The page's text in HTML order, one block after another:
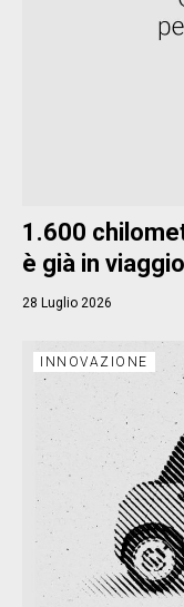
1.600
è già in
28 Luglio 2026
INNOVAZIONE